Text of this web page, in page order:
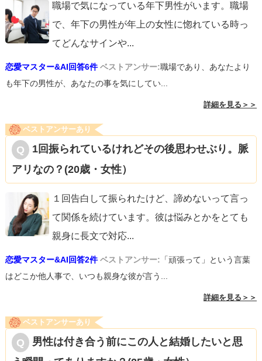
職場で気になっている年下男性がいます。職場
で、年下の男性が年上の女性に惚れている時っ
てどんなサインや...
恋愛マスター&AI回答6件 ベストアンサー:職場であり、あなたより
も年下の男性が、あなたの事を気にしてい...
詳細を見る＞＞
ベストアンサーあり
1回振られているけれどその後思わせぶり。脈
アリなの？(20歳・女性）
１回告白して振られたけど、諦めないって言っ
て関係を続けています。彼は悩みとかをとても
親身に長文で対応...
恋愛マスター&AI回答2件 ベストアンサー: 「頑張って」という言葉
はどこか他人事で、いつも親身な彼が言う...
詳細を見る＞＞
ベストアンサーあり
男性は付き合う前にこの人と結婚したいと思